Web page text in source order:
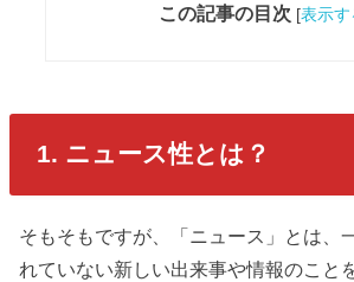
この記事の目次 [表示す
1. ニュース性とは？
そもそもですが、「ニュース」とは、
れていない新しい出来事や情報のこと